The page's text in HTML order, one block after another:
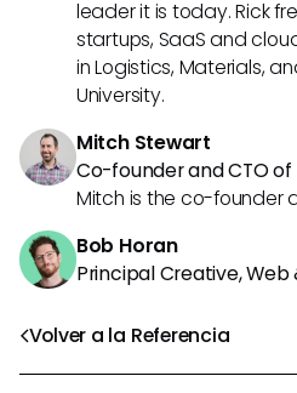
Volver a la Referencia
leader it is today. Rick
startups, SaaS and
in Logistics, Materials,
University.
Mitch Stewart
Co-founder and CTO of
Mitch is the co-founder
Bob Horan
Principal Creative,